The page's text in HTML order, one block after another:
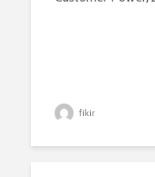
fikir